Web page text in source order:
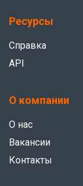
Ресурсы
Справка
API
О компании
О нас
Вакансии
Контакты